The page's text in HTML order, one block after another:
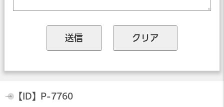
【ID】 P-7760